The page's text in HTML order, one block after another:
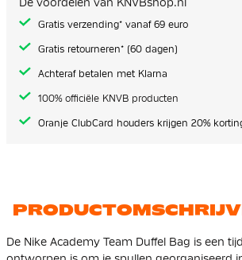
gallerij
Gratis verzending* vanaf 69 euro
Gratis retourneren* (60 dagen)
Achteraf betalen met Klarna
100% officiële KNVB producten
Oranje ClubCard houders krijgen 20%
De Nike Academy Team Duffel Bag is een